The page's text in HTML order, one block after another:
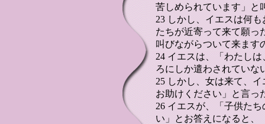
苦しめられています」と
23 しかし、イエスは何
たちが近寄って来て願っ
叫びながらついて来ます
24 イエスは、「わたし
ろにしか遣わされていな
25 しかし、女は来て、
お助けください」と言っ
26 イエスが、「子供た
い」とお答えになると、